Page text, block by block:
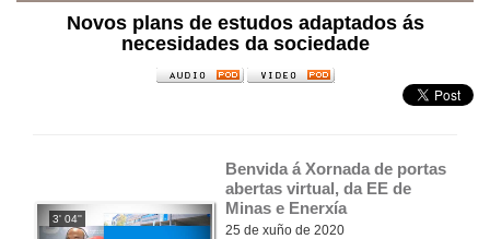
Novos plans de estudos adaptados ás
necesidades da sociedade
3' 04''
Benvida á Xornada de portas
abertas virtual, da EE de
Minas e Enerxía
25 de xuño de 2020